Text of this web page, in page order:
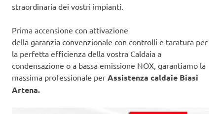
straordinaria dei vostri impianti.
Prima accensione con attivazione
della garanzia convenzionale con controlli e taratura per
la perfetta efficienza della vostra Caldaia a
condensazione o a bassa emissione NOX, garantiamo la
massima professionale per Assistenza caldaie Biasi
Artena.